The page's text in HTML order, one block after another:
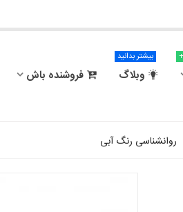
وبلاگ
بیشتر بدانید
فروشنده باش
روانشناسی رنگ آبی